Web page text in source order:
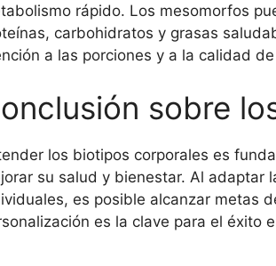
rápido. Los mesomorfos
carbohidratos y grasas
a las porciones y a la calidad
sobre
los biotipos corporales es
su salud y bienestar. Al adaptar
es posible alcanzar metas
es la clave para el éxito